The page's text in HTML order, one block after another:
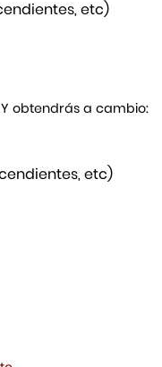
etc)
Y obtendrás a cambio:
etc)